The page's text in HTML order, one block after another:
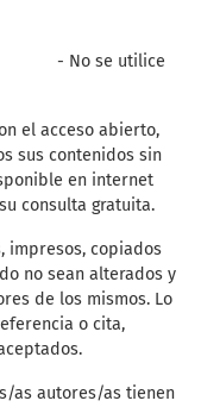
los cambios.
el acceso abierto,
sus contenidos sin
en internet
consulta gratuita.
impresos, copiados
no sean alterados y
de los mismos. Lo
o cita,
as autores/as tienen